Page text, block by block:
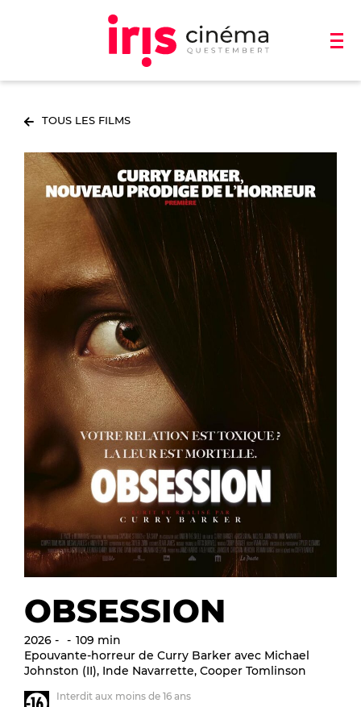
TOUS LES FILMS
OBSESSION
2026
109 min
Epouvante-horreur de Curry Barker avec Michael
Johnston (II), Inde Navarrette, Cooper Tomlinson
Interdit aux moins de 16 ans